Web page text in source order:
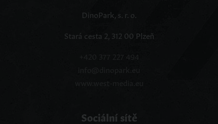
DinoPark, s. r. o.
Stará cesta 2, 312 00 Plzeň
+420 377 227 494
info@dinopark.eu
www.west-media.eu
Sociální sítě